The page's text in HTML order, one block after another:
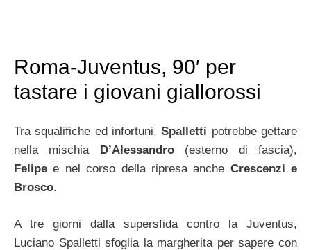
Roma-Juventus, 90′ per
tastare i giovani giallorossi
Tra squalifiche ed infortuni,Spalletti potrebbe gettare
nella mischia
D’Alessandro(esterno di fascia),
Felipe e nel corso della ripresa anche Crescenzi e
Brosco.
A tre giorni dalla supersfida contro la Juventus,
Luciano Spalletti sfoglia la margherita per sapere con